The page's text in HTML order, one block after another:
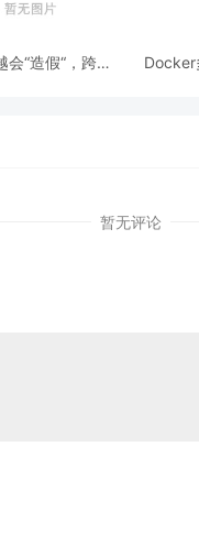
会“造假“，跨模
Docker
暂无评论